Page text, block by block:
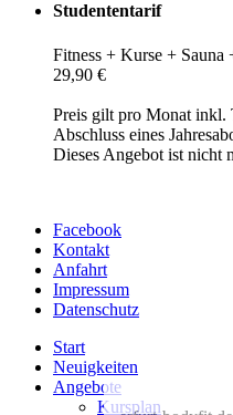
Studententarif
Fitness + Kurse + Sauna
29,90 €
Preis gilt pro Monat inkl.
Abschluss eines
Dieses Angebot ist nicht
Facebook
Kontakt
Anfahrt
Impressum
Datenschutz
Start
Neuigkeiten
Angebote
Kursplan